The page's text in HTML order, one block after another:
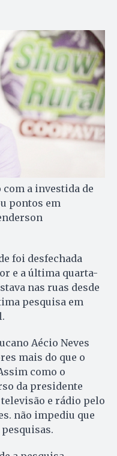
com a investida de
pontos em
foi desfechada
e a última quarta-
nas ruas desde
pesquisa em
Aécio Neves
mais do que o
como o
da presidente
e rádio pelo
não impediu que